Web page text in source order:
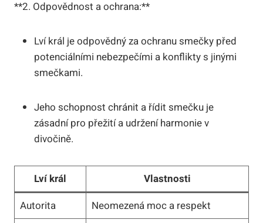
**2. Odpovědnost a ochrana:**
Lví král je odpovědný za ochranu smečky před
potenciálními nebezpečími a konflikty s jinými
smečkami.
Jeho schopnost chránit a řídit smečku je
zásadní pro přežití a udržení harmonie v
divočině.
Lví král
Vlastnosti
Autorita
Neomezená moc a respekt